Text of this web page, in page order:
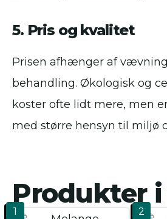
5. Pris og kvalitet
Prisen afhænger af
behandling. Økologisk og
koster ofte lidt mere, men
med større hensyn til miljø
Produkter
1 2